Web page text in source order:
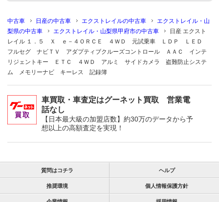
中古車 日産の中古車 エクストレイルの中古車
エクストレイル・山
梨県の中古車
エクストレイル・山梨県甲府市の中古車
日産 エクスト
レイル １．５ Ｘ ｅ－４ＯＲＣＥ ４ＷＤ 元試乗車 ＬＤＰ ＬＥＤ
フルセグ ナビＴＶ アダプティブクルーズコントロール ＡＡＣ インテ
リジェントキー ＥＴＣ ４ＷＤ アルミ サイドカメラ 盗難防止システ
ム メモリーナビ キーレス 記録簿
車買取・車査定はグーネット買取 営業電
話なし
【日本最大級の加盟店数】約30万のデータから予
想以上の高額査定を実現！
質問はコチラ ヘルプ
推奨環境 個人情報保護方針